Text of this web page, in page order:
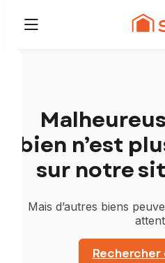
bien n’est
sur notre
Mais d’autres biens
Rechercher